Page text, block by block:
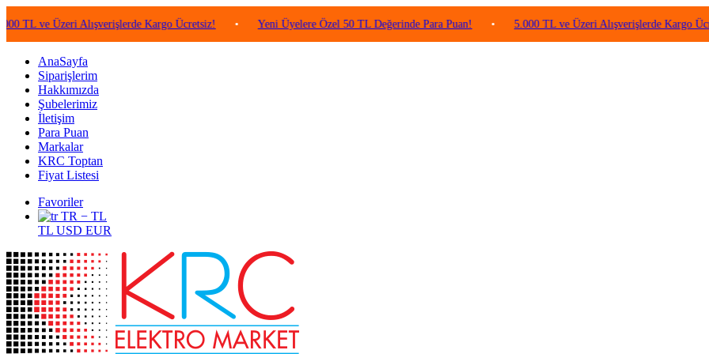
Üzeri Alışverişlerde Kargo Ücretsiz! • Yeni Üyelere Özel 50 TL Değerinde Para Puan! • 5.000 TL ve Üzeri Alışverişlerde Kargo Ücretsiz!
AnaSayfa
Siparişlerim
Hakkımızda
Şubelerimiz
İletişim
Para Puan
Markalar
KRC Toptan
Fiyat Listesi
Favoriler
TR − TL
TL USD EUR